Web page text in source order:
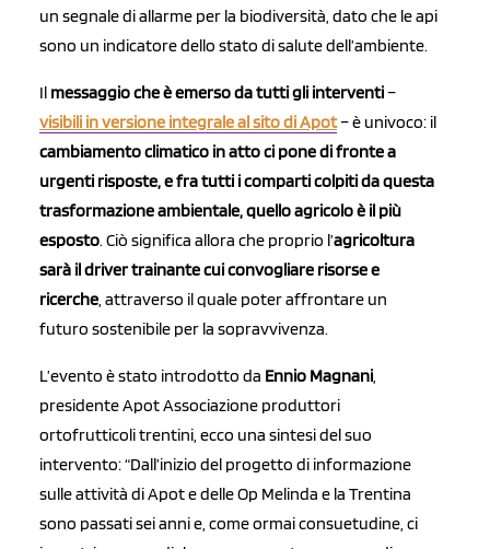
un segnale di allarme per la biodiversità, dato che le api
sono un indicatore dello stato di salute dell’ambiente.
Il messaggio che è emerso da tutti gli interventi–
visibili in versione integrale al sito di Apot– è univoco: il
cambiamento climatico in atto ci pone di fronte a
urgenti risposte, e fra tutti i comparti colpiti da questa
trasformazione ambientale, quello agricolo è il più
esposto. Ciò significa allora che proprio l’agricoltura
sarà il driver trainante cui convogliare risorse e
ricerche, attraverso il quale poter affrontare un
futuro sostenibile per la sopravvivenza.
L’evento è stato introdotto da Ennio Magnani,
presidente Apot Associazione produttori
ortofrutticoli trentini, ecco una sintesi del suo
intervento: “Dall’inizio del progetto di informazione
sulle attività di Apot e delle Op Melinda e la Trentina
sono passati sei anni e, come ormai consuetudine, ci